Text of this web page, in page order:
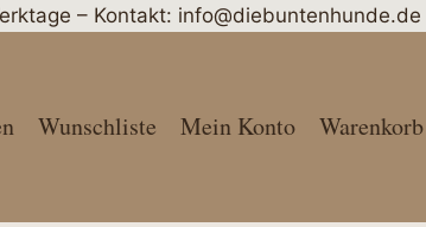
– Kontakt:
Wunschliste Mein Konto Warenkorb